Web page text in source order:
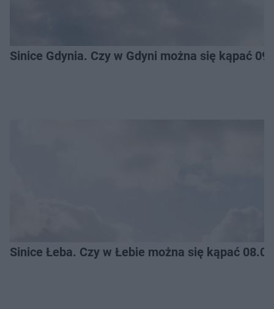
Sinice Gdynia. Czy w Gdyni można się kąpać
Sinice Łeba. Czy w Łebie można się kąpać